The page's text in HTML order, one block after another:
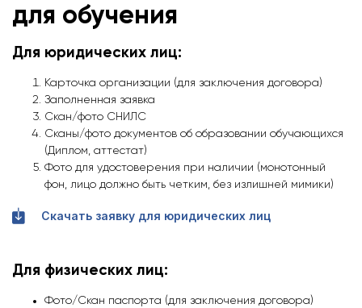
для обучения
Для юридических лиц:
Карточка организации (для заключения договора)
Заполненная заявка
Скан/фото СНИЛС
Сканы/фото документов об образовании обучающихся
(Диплом, аттестат)
Фото для удостоверения при наличии (монотонный
фон, лицо должно быть четким, без излишней мимики)
Скачать заявку для юридических лиц
Для физических лиц:
Фото/Скан паспорта (для заключения договора)